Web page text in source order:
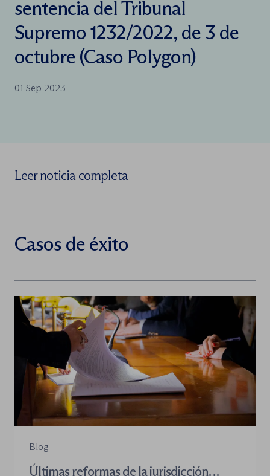
sentencia del Tribunal
Supremo 1232/2022, de 3 de
octubre (Caso Polygon)
01 Sep 2023
Leer noticia completa
Casos de éxito
Blog
Últimas reformas de la jurisdicción